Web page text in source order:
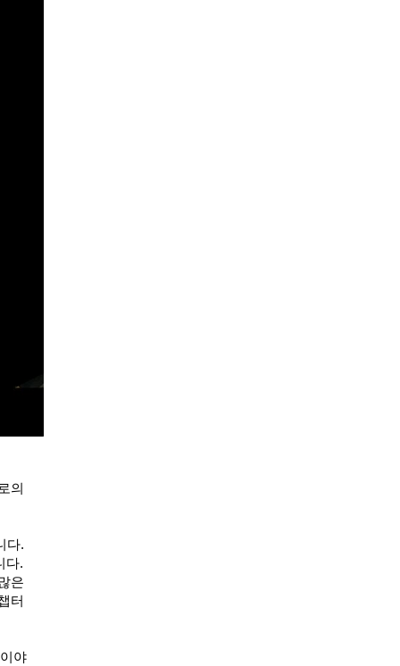
의
다.
다.
은
터
야